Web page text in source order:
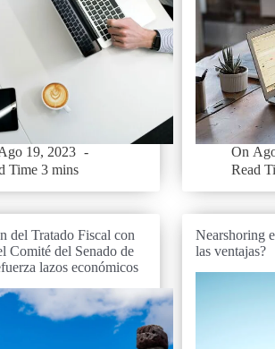
19, 2023
Time 3 mins
On
Read
del Tratado Fiscal con
Comité del Senado de
lazos económicos
Nearshoring
las ventajas?